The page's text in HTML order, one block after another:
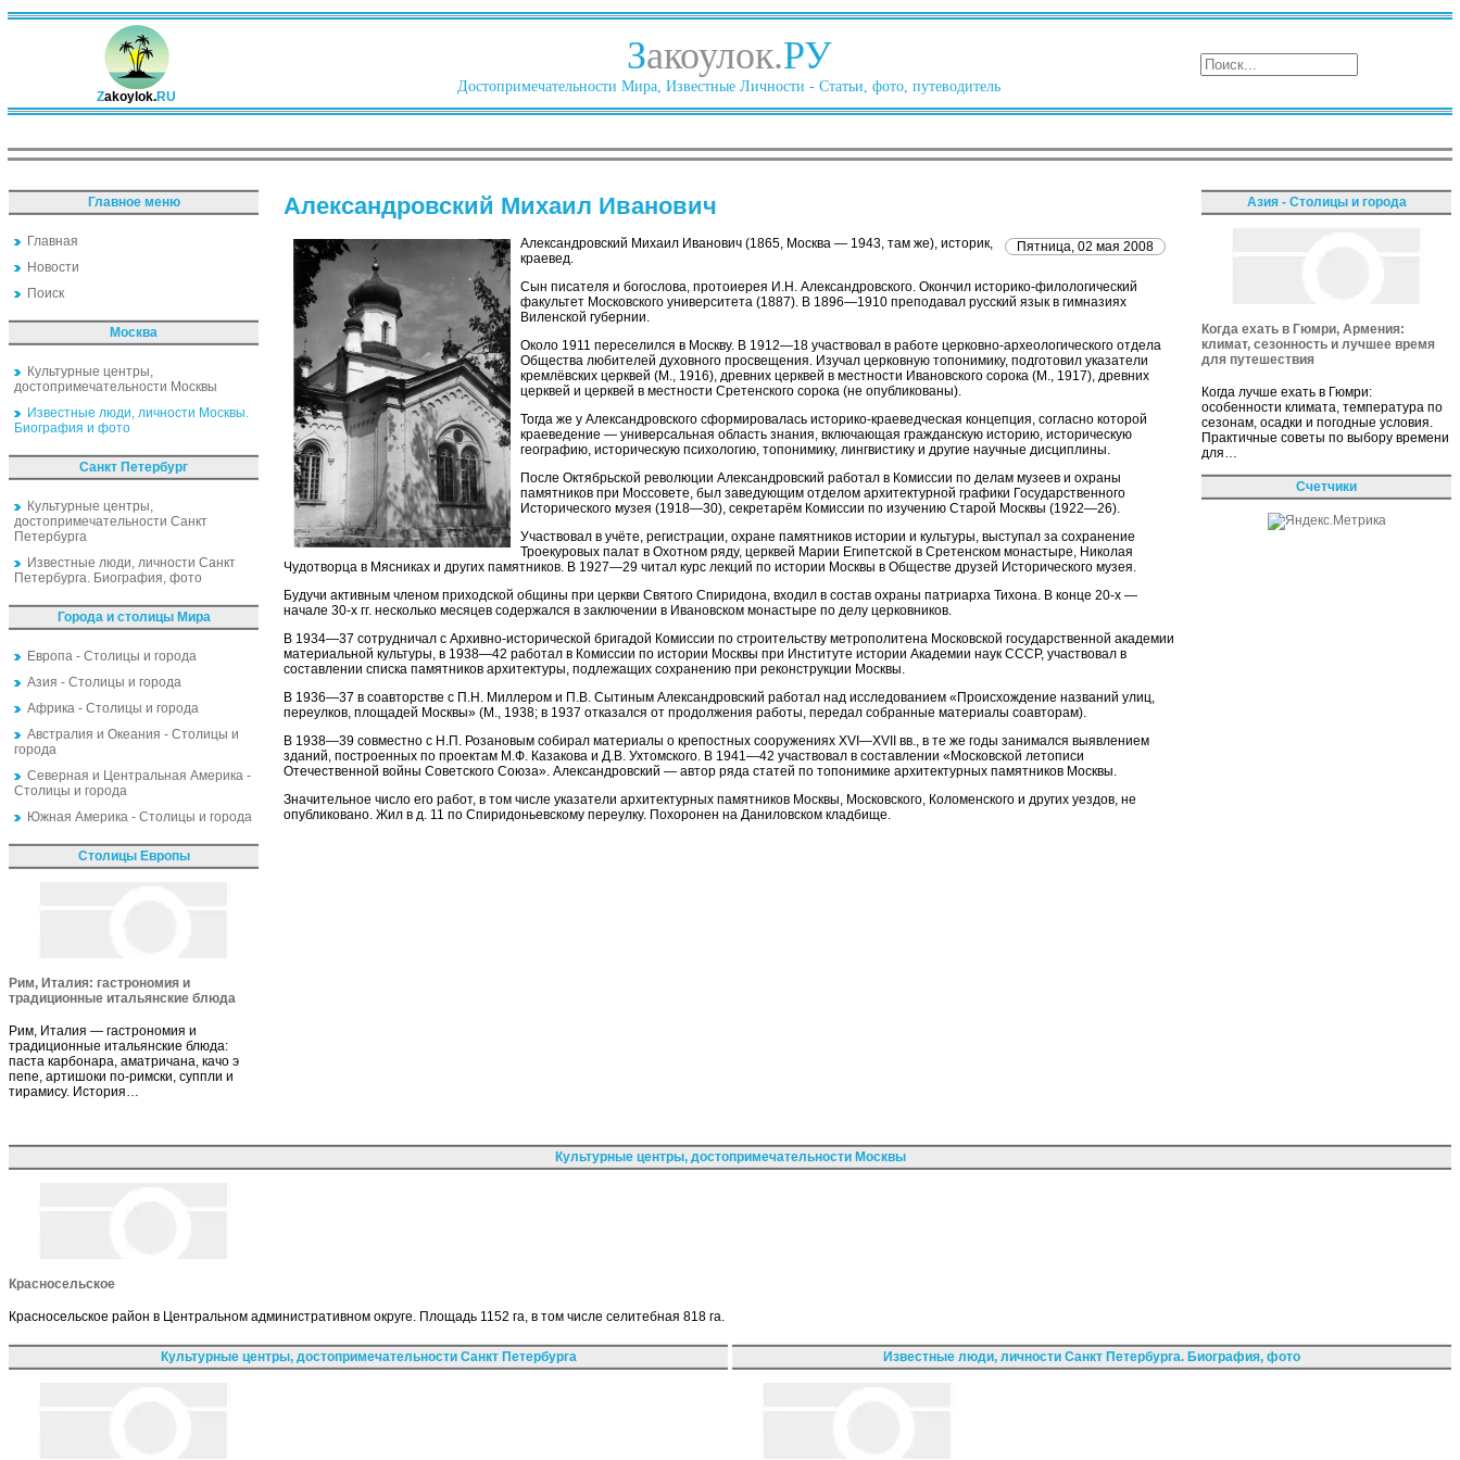
Zakoylok.RU
Закоулок.РУ
Достопримечательности Мира, Известные Личности - Статьи, фото, путеводитель
Главное меню
Главная
Новости
Поиск
Москва
Культурные центры,
достопримечательности Москвы
Известные люди, личности Москвы.
Биография и фото
Санкт Петербург
Культурные центры,
достопримечательности Санкт
Петербурга
Известные люди, личности Санкт
Петербурга. Биография, фото
Города и столицы Мира
Европа - Столицы и города
Азия - Столицы и города
Африка - Столицы и города
Австралия и Океания - Столицы и
города
Северная и Центральная Америка -
Столицы и города
Южная Америка - Столицы и города
Столицы Европы
Рим, Италия: гастрономия и
традиционные итальянские блюда
Рим, Италия — гастрономия и
традиционные итальянские блюда:
паста карбонара, аматричана, качо э
пепе, артишоки по-римски, суппли и
тирамису. История…
Александровский Михаил Иванович
Пятница, 02 мая 2008
Александровский Михаил Иванович (1865, Москва — 1943, там же), историк,
краевед.
Сын писателя и богослова, протоиерея И.Н. Александровского. Окончил историко-филологический
факультет Московского университета (1887). В 1896—1910 преподавал русский язык в гимназиях
Виленской губернии.
Около 1911 переселился в Москву. В 1912—18 участвовал в работе церковно-археологического отдела
Общества любителей духовного просвещения. Изучал церковную топонимику, подготовил указатели
кремлёвских церквей (М., 1916), древних церквей в местности Ивановского сорока (М., 1917), древних
церквей и церквей в местности Сретенского сорока (не опубликованы).
Тогда же у Александровского сформировалась историко-краеведческая концепция, согласно которой
краеведение — универсальная область знания, включающая гражданскую историю, историческую
географию, историческую психологию, топонимику, лингвистику и другие научные дисциплины.
После Октябрьской революции Александровский работал в Комиссии по делам музеев и охраны
памятников при Моссовете, был заведующим отделом архитектурной графики Государственного
Исторического музея (1918—30), секретарём Комиссии по изучению Старой Москвы (1922—26).
Участвовал в учёте, регистрации, охране памятников истории и культуры, выступал за сохранение
Троекуровых палат в Охотном ряду, церквей Марии Египетской в Сретенском монастыре, Николая
Чудотворца в Мясниках и других памятников. В 1927—29 читал курс лекций по истории Москвы в Обществе друзей Исторического музея.
Будучи активным членом приходской общины при церкви Святого Спиридона, входил в состав охраны патриарха Тихона. В конце 20-х —
начале 30-х гг. несколько месяцев содержался в заключении в Ивановском монастыре по делу церковников.
В 1934—37 сотрудничал с Архивно-исторической бригадой Комиссии по строительству метрополитена Московской государственной академии
материальной культуры, в 1938—42 работал в Комиссии по истории Москвы при Институте истории Академии наук СССР, участвовал в
составлении списка памятников архитектуры, подлежащих сохранению при реконструкции Москвы.
В 1936—37 в соавторстве с П.Н. Миллером и П.В. Сытиным Александровский работал над исследованием «Происхождение названий улиц,
переулков, площадей Москвы» (М., 1938; в 1937 отказался от продолжения работы, передал собранные материалы соавторам).
В 1938—39 совместно с Н.П. Розановым собирал материалы о крепостных сооружениях XVI—XVII вв., в те же годы занимался выявлением
зданий, построенных по проектам М.Ф. Казакова и Д.В. Ухтомского. В 1941—42 участвовал в составлении «Московской летописи
Отечественной войны Советского Союза». Александровский — автор ряда статей по топонимике архитектурных памятников Москвы.
Значительное число его работ, в том числе указатели архитектурных памятников Москвы, Московского, Коломенского и других уездов, не
опубликовано. Жил в д. 11 по Спиридоньевскому переулку. Похоронен на Даниловском кладбище.
Азия - Столицы и города
Когда ехать в Гюмри, Армения:
климат, сезонность и лучшее время
для путешествия
Когда лучше ехать в Гюмри:
особенности климата, температура по
сезонам, осадки и погодные условия.
Практичные советы по выбору времени
для…
Счетчики
Культурные центры, достопримечательности Москвы
Красносельское
Красносельское район в Центральном административном округе. Площадь 1152 га, в том числе селитебная 818 га.
Культурные центры, достопримечательности Санкт Петербурга Известные люди, личности Санкт Петербурга. Биография, фото